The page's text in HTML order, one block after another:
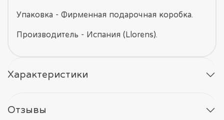
Упаковка - Фирменная подарочная коробка.
Производитель - Испания (Llorens).
Характеристики
Отзывы